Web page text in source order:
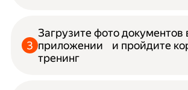
Загрузите фото документов
приложении и пройдите
тренинг